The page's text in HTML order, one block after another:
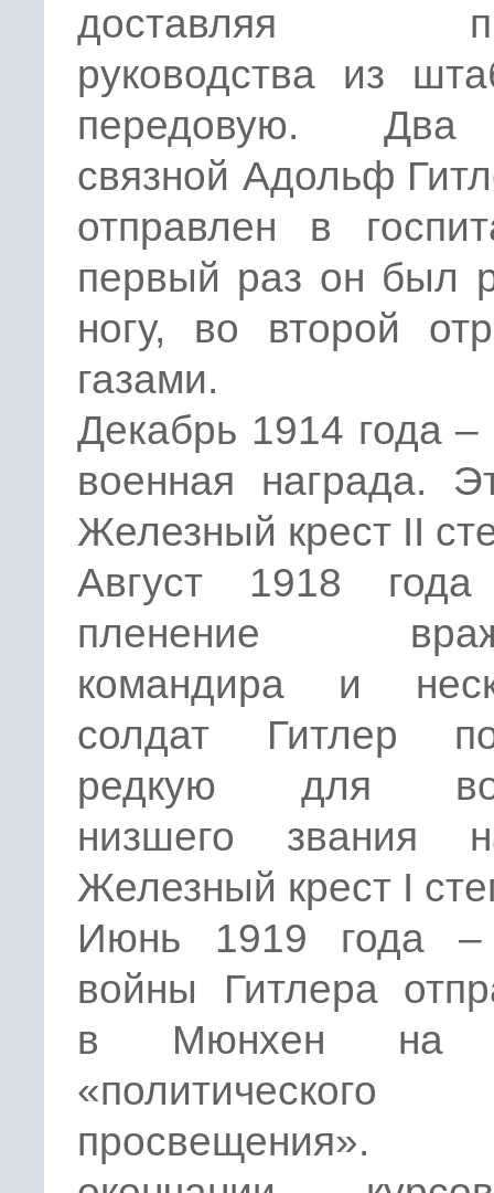
доставляя
руководства из
передовую.
связной Адольф
отправлен в
первый раз он был
ногу, во второй
газами.
Декабрь 1914 года –
военная награда.
Железный крест II
Август 1918
пленение
командира и
солдат Гитлер
редкую для
низшего звания
Железный крест I
Июнь 1919 года –
войны Гитлера
в Мюнхен на
«политического